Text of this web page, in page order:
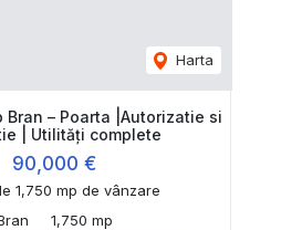
Harta
Bran – Poarta |Autorizatie si
| Utilități complete
90,000 €
1,750 mp de vânzare
1,750 mp